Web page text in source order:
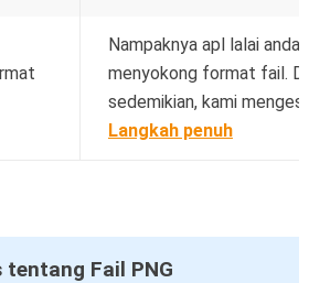
Nampaknya apl lalai anda
menyokong format fail.
sedemikian, kami
Langkah penuh
Fail PNG